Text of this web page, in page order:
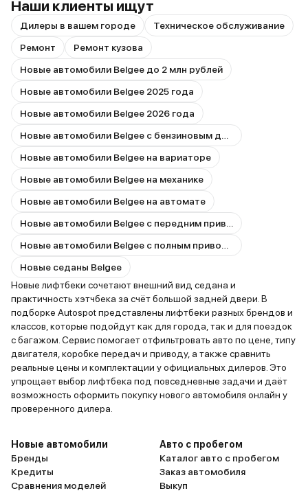
Наши клиенты ищут
Дилеры в вашем городе
Техническое обслуживание
Ремонт
Ремонт кузова
Новые автомобили Belgee до 2 млн рублей
Новые автомобили Belgee 2025 года
Новые автомобили Belgee 2026 года
Новые автомобили Belgee на вариаторе
Новые автомобили Belgee на механике
Новые автомобили Belgee на автомате
Новые седаны Belgee
Новые лифтбеки сочетают внешний вид седана и
практичность хэтчбека за счёт большой задней двери. В
подборке Autospot представлены лифтбеки разных брендов и
классов, которые подойдут как для города, так и для поездок
с багажом. Сервис помогает отфильтровать авто по цене, типу
двигателя, коробке передач и приводу, а также сравнить
реальные цены и комплектации у официальных дилеров. Это
упрощает выбор лифтбека под повседневные задачи и даёт
возможность оформить покупку нового автомобиля онлайн у
проверенного дилера.
Новые автомобили
Бренды
Кредиты
Сравнения моделей
Авто с пробегом
Каталог авто с пробегом
Заказ автомобиля
Выкуп